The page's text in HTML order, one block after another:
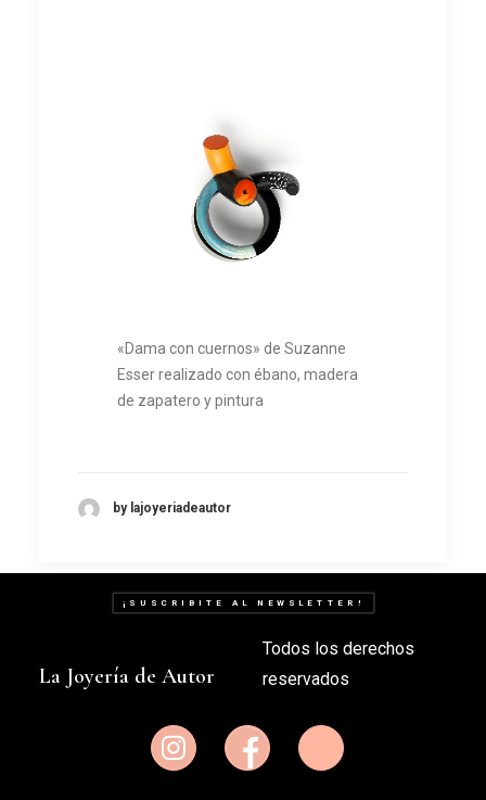
«Dama con cuernos» de Suzanne
Esser realizado con ébano, madera
de zapatero y pintura
by lajoyeriadeautor
¡SUSCRIBITE AL NEWSLETTER!
La Joyería de Autor
Todos los derechos
reservados